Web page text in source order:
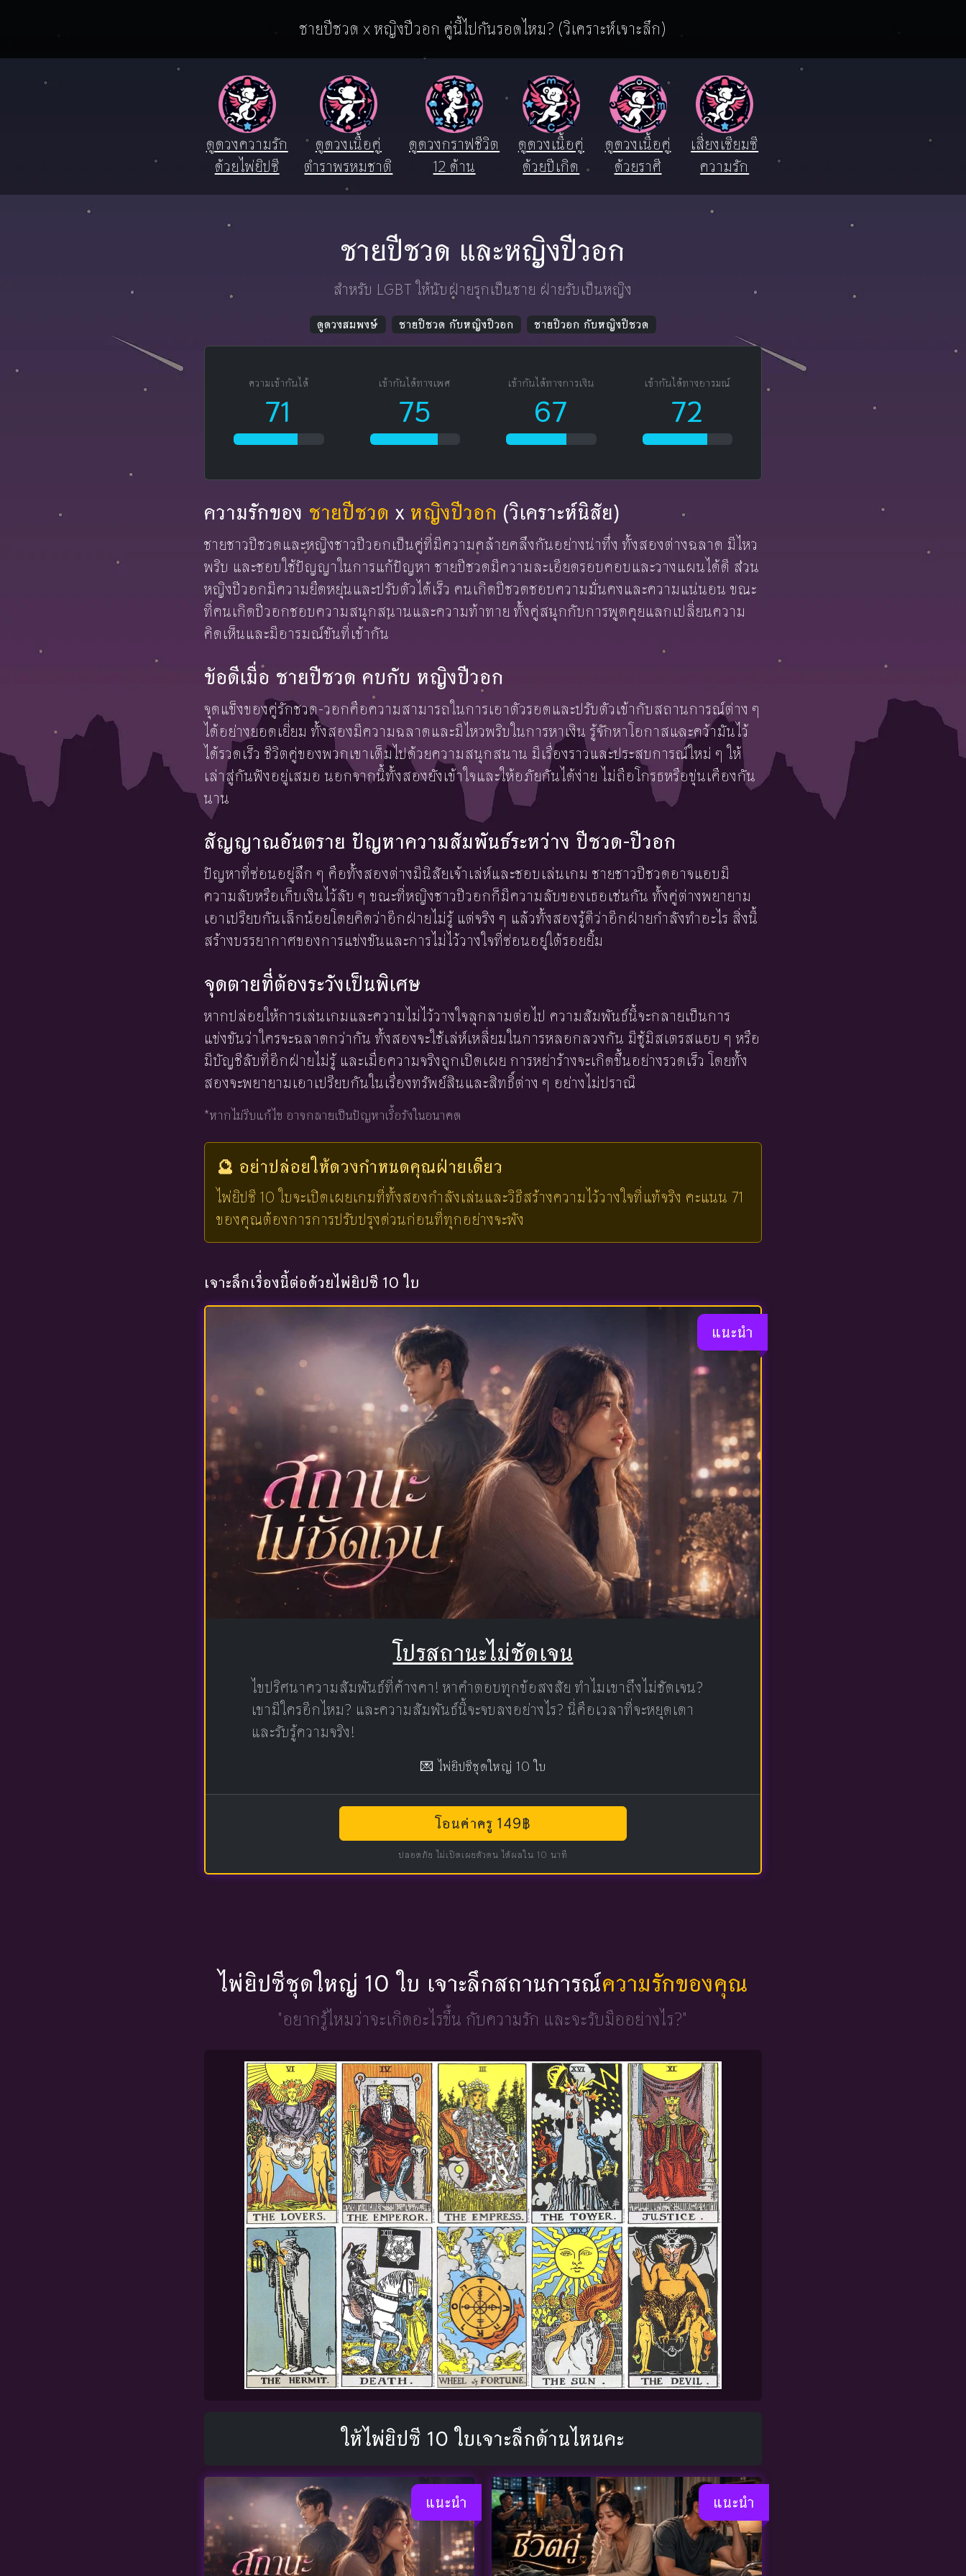
ชายปีชวด x หญิงปีวอก คู่นี้ไปกันรอดไหม? (วิเคราะห์เจาะลึก)
ดูดวงความรัก
ด้วยไพ่ยิปซี
ดูดวงเนื้อคู่
ตำราพรหมชาติ
ดูดวงกราฟชีวิต
12 ด้าน
ดูดวงเนื้อคู่
ด้วยปีเกิด
ดูดวงเนื้อคู่
ด้วยราศี
เสี่ยงเซียมซี
ความรัก
ชายปีชวด และหญิงปีวอก
สำหรับ LGBT ให้นับฝ่ายรุกเป็นชาย ฝ่ายรับเป็นหญิง
ดูดวงสมพงษ์ ชายปีชวด กับหญิงปีวอก ชายปีวอก กับหญิงปีชวด
ความเข้ากันได้
71
เข้ากันได้ทางเพศ
75
เข้ากันได้ทางการเงิน
67
เข้ากันได้ทางอารมณ์
72
ความรักของ ชายปีชวด x หญิงปีวอก (วิเคราะห์นิสัย)
ชายชาวปีชวดและหญิงชาวปีวอกเป็นคู่ที่มีความคล้ายคลึงกันอย่างน่าทึ่ง ทั้งสองต่างฉลาด มีไหว
พริบ และชอบใช้ปัญญาในการแก้ปัญหา ชายปีชวดมีความละเอียดรอบคอบและวางแผนได้ดี ส่วน
หญิงปีวอกมีความยืดหยุ่นและปรับตัวได้เร็ว คนเกิดปีชวดชอบความมั่นคงและความแน่นอน ขณะ
ที่คนเกิดปีวอกชอบความสนุกสนานและความท้าทาย ทั้งคู่สนุกกับการพูดคุยแลกเปลี่ยนความ
คิดเห็นและมีอารมณ์ขันที่เข้ากัน
ข้อดีเมื่อ ชายปีชวด คบกับ หญิงปีวอก
จุดแข็งของคู่รักชวด-วอกคือความสามารถในการเอาตัวรอดและปรับตัวเข้ากับสถานการณ์ต่าง ๆ
ได้อย่างยอดเยี่ยม ทั้งสองมีความฉลาดและมีไหวพริบในการหาเงิน รู้จักหาโอกาสและคว้ามันไว้
ได้รวดเร็ว ชีวิตคู่ของพวกเขาเต็มไปด้วยความสนุกสนาน มีเรื่องราวและประสบการณ์ใหม่ ๆ ให้
เล่าสู่กันฟังอยู่เสมอ นอกจากนี้ทั้งสองยังเข้าใจและให้อภัยกันได้ง่าย ไม่ถือโกรธหรือขุ่นเคืองกัน
นาน
สัญญาณอันตราย ปัญหาความสัมพันธ์ระหว่าง ปีชวด-ปีวอก
ปัญหาที่ซ่อนอยู่ลึก ๆ คือทั้งสองต่างมีนิสัยเจ้าเล่ห์และชอบเล่นเกม ชายชาวปีชวดอาจแอบมี
ความลับหรือเก็บเงินไว้ลับ ๆ ขณะที่หญิงชาวปีวอกก็มีความลับของเธอเช่นกัน ทั้งคู่ต่างพยายาม
เอาเปรียบกันเล็กน้อยโดยคิดว่าอีกฝ่ายไม่รู้ แต่จริง ๆ แล้วทั้งสองรู้ดีว่าอีกฝ่ายกำลังทำอะไร สิ่งนี้
สร้างบรรยากาศของการแข่งขันและการไม่ไว้วางใจที่ซ่อนอยู่ใต้รอยยิ้ม
จุดตายที่ต้องระวังเป็นพิเศษ
หากปล่อยให้การเล่นเกมและความไม่ไว้วางใจลุกลามต่อไป ความสัมพันธ์นี้จะกลายเป็นการ
แข่งขันว่าใครจะฉลาดกว่ากัน ทั้งสองจะใช้เล่ห์เหลี่ยมในการหลอกลวงกัน มีชู้มิสเตรสแอบ ๆ หรือ
มีบัญชีลับที่อีกฝ่ายไม่รู้ และเมื่อความจริงถูกเปิดเผย การหย่าร้างจะเกิดขึ้นอย่างรวดเร็ว โดยทั้ง
สองจะพยายามเอาเปรียบกันในเรื่องทรัพย์สินและสิทธิ์ต่าง ๆ อย่างไม่ปราณี
*หากไม่รีบแก้ไข อาจกลายเป็นปัญหาเรื้อรังในอนาคต
🔮 อย่าปล่อยให้ดวงกำหนดคุณฝ่ายเดียว
ไพ่ยิปซี 10 ใบจะเปิดเผยเกมที่ทั้งสองกำลังเล่นและวิธีสร้างความไว้วางใจที่แท้จริง คะแนน 71
ของคุณต้องการการปรับปรุงด่วนก่อนที่ทุกอย่างจะพัง
เจาะลึกเรื่องนี้ต่อด้วยไพ่ยิปซี 10 ใบ
แนะนำ
โปรสถานะไม่ชัดเจน
ไขปริศนาความสัมพันธ์ที่ค้างคา! หาคำตอบทุกข้อสงสัย ทำไมเขาถึงไม่ชัดเจน?
เขามีใครอีกไหม? และความสัมพันธ์นี้จะจบลงอย่างไร? นี่คือเวลาที่จะหยุดเดา
และรับรู้ความจริง!
💌 ไพ่ยิปซีชุดใหญ่ 10 ใบ
โอนค่าครู 149฿
ปลอดภัย ไม่เปิดเผยตัวตน ได้ผลใน 10 นาที
ไพ่ยิปซีชุดใหญ่ 10 ใบ เจาะลึกสถานการณ์ความรักของคุณ
"อยากรู้ไหมว่าจะเกิดอะไรขึ้น กับความรัก และจะรับมืออย่างไร?"
ให้ไพ่ยิปซี 10 ใบเจาะลึกด้านไหนคะ
แนะนำ แนะนำ